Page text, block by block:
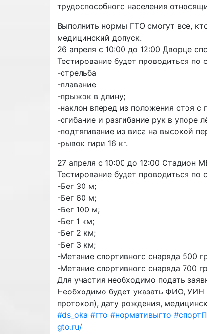
трудоспособного населения
Выполнить нормы ГТО смогут все,
медицинский допуск.
26 апреля с 10:00 до 12:00 Дворце
Тестирование будет проводиться
-стрельба
-плавание
-прыжок в длину;
-наклон вперед из положения стоя
-сгибание и разгибание рук в упоре
-подтягивание из виса на высокой
-рывок гири 16 кг.
27 апреля с 10:00 до 12:00
Тестирование будет проводиться
-Бег 30 м;
-Бег 60 м;
-Бег 100 м;
-Бег 1 км;
-Бег 2 км;
-Бег 3 км;
-Метание спортивного снаряда 500
-Метание спортивного снаряда 700
Для участия необходимо подать
Необходимо будет указать ФИО, УИН
протокол), дату рождения,
#ds_oka #гто #нормативыгто
gto.ru/